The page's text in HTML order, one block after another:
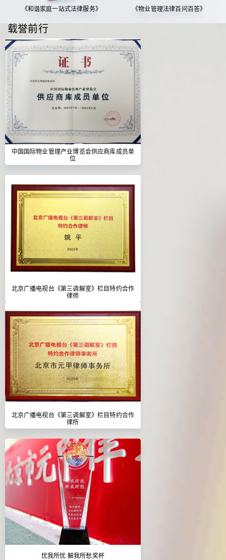
《和谐家庭一站式法律服务》 《物业管理法律百问百答》
载誉前行
中国国际物业管理产业博览会供应商库成员单
位
北京广播电视台《第三调解室》栏目特约合作
律师
北京广播电视台《第三调解室》栏目特约合作
律所
忧我所忧 解我所愁奖杯